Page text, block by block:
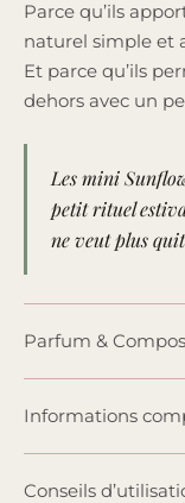
Parce qu’ils
naturel simple et
Et parce qu’ils
dehors avec un
Les mini
petit rituel
ne veut plus
Parfum &
Informations
Conseils